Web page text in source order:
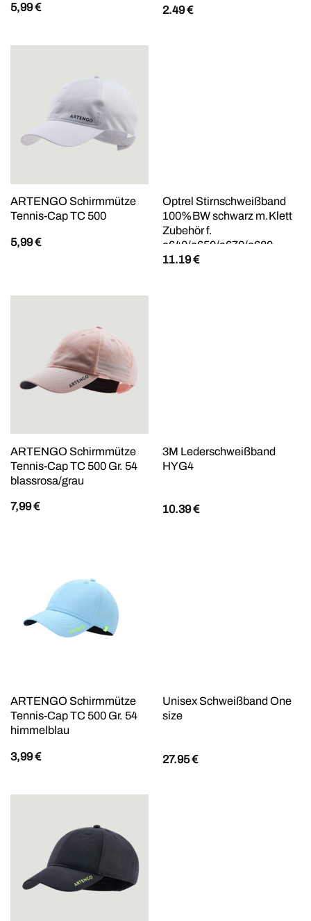
5,99€ 2.49€
ARTENGO Schirmmütze
Tennis-Cap TC 500
5,99€
Optrel Stirnschweißband
100%BW schwarz m.Klett
Zubehör f.
e640/e650/e670/e680
11.19€
ARTENGO Schirmmütze
Tennis-Cap TC 500 Gr. 54
blassrosa/grau
7,99€
3M Lederschweißband
HYG4
10.39€
ARTENGO Schirmmütze
Tennis-Cap TC 500 Gr. 54
himmelblau
3,99€
Unisex Schweißband One
size
27.95€